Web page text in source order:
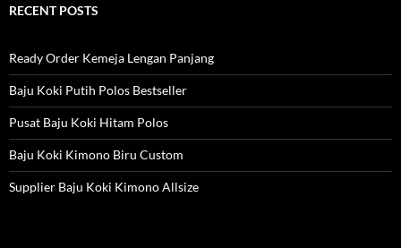
RECENT POSTS
Ready Order Kemeja Lengan Panjang
Baju Koki Putih Polos Bestseller
Pusat Baju Koki Hitam Polos
Baju Koki Kimono Biru Custom
Supplier Baju Koki Kimono Allsize